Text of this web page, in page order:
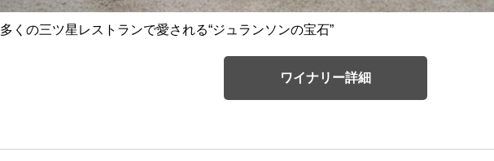
多くの三ツ星レストランで愛される“ジュランソンの宝石”
ワイナリー詳細